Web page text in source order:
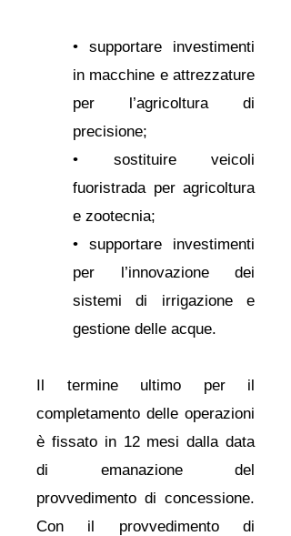
• supportare investimenti
in macchine e attrezzature
per l’agricoltura di
precisione;
• sostituire veicoli
fuoristrada per agricoltura
e zootecnia;
• supportare investimenti
per l’innovazione dei
sistemi di irrigazione e
gestione delle acque.
Il termine ultimo per il
completamento delle operazioni
è fissato in 12 mesi dalla data
di emanazione del
provvedimento di concessione.
Con il provvedimento di